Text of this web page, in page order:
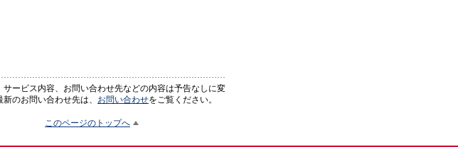
ービス内容、お問い合わせ先などの内容は予告なしに変
のお問い合わせ先は、 お問い合わせをご覧ください。
このページのトップへ